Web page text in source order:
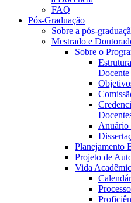
FAQ
Pós-Graduação
Sobre a pós-
Mestrado e
Sobre o
Docente
Anuário
Planejamento
Projeto de
Vida